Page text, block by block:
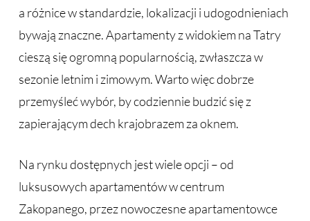
a różnice w standardzie, lokalizacji i udogodnieniach
bywają znaczne. Apartamenty z widokiem na Tatry
cieszą się ogromną popularnością, zwłaszcza w
sezonie letnim i zimowym. Warto więc dobrze
przemyśleć wybór, by codziennie budzić się z
zapierającym dech krajobrazem za oknem.
Na rynku dostępnych jest wiele opcji – od
luksusowych apartamentów w centrum
Zakopanego, przez nowoczesne apartamentowce